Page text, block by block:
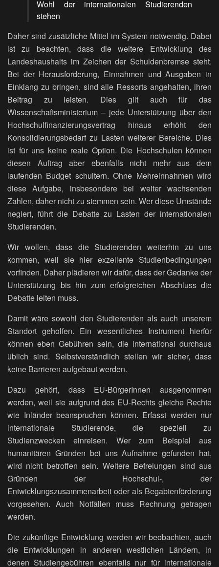
Wohl der internationalen Studierenden
stehen
Daher sind zusätzliche Mittel im System notwendig. Dabei
ist zu beachten, dass die weitere Entwicklung des
Landeshaushalts im Zeichen der Schuldenbremse steht.
Bei der Herausforderung, Einnahmen und Ausgaben in
Einklang zu bringen, sind alle Ressorts angehalten, ihren
Beitrag zu leisten. Dies gilt auch für das
Wissenschaftsministerium – jede Unterstützung über den
Hochschulfinanzierungsvertrag hinaus erhöht den
Konsolidierungsbedarf zu Lasten weiterer Bereiche. Dies
ist für uns keine reale Option. Die Hochschulen können
diesen Auftrag aber ebenfalls nicht mehr aus dem
laufenden Budget schultern. Ohne Mehreinnahmen wird
diese Aufgabe, insbesondere bei weiter wachsenden
Zahlen, daher nicht zu stemmen sein. Wer diese Umstände
negiert, führt die Debatte zu Lasten der internationalen
Studierenden.
Wir wollen, dass die Studierenden weiterhin zu uns
kommen, weil sie hier exzellente Studienbedingungen
vorfinden. Daher plädieren wir dafür, dass der Gedanke der
Unterstützung bis hin zum erfolgreichen Abschluss die
Debatte leiten muss.
Damit wäre sowohl den Studierenden als auch unserem
Standort geholfen. Ein wesentliches Instrument hierfür
können eben Gebühren sein, die international durchaus
üblich sind. Selbstverständlich stellen wir sicher, dass
keine Barrieren aufgebaut werden.
Dazu gehört, dass EU-BürgerInnen ausgenommen
werden, weil sie aufgrund des EU-Rechts gleiche Rechte
wie Inländer beanspruchen können. Erfasst werden nur
internationale Studierende, die speziell zu
Studienzwecken einreisen. Wer zum Beispiel aus
humanitären Gründen bei uns Aufnahme gefunden hat,
wird nicht betroffen sein. Weitere Befreiungen sind aus
Gründen der Hochschul-, der
Entwicklungszusammenarbeit oder als Begabtenförderung
vorgesehen. Auch Notfällen muss Rechnung getragen
werden.
Die zukünftige Entwicklung werden wir beobachten, auch
die Entwicklungen in anderen westlichen Ländern, in
denen Studiengebühren ebenfalls nur für internationale